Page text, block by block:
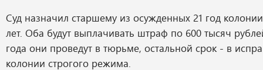
Суд назначил старшему из осужденных 21 год
лет. Оба будут выплачивать штраф по 600 тысяч
года они проведут в тюрьме, остальной срок - в
колонии строгого режима.